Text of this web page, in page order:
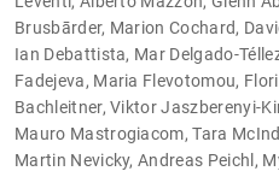
Brusbārder, Marion Cochard,
Ian Debattista, Mar Delgado-
Fadejeva, Maria Flevotomou,
Bachleitner, Viktor Jaszberenyi-
Mauro Mastrogiacom, Tara
Martin Nevicky, Andreas Peichl,